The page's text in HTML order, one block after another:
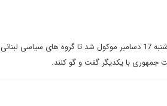
نبیه بری رئیس مجلس لبنان اعلام کرد، جلسه پارلمان لبنان به تاریخ دوشنبه 17 دسامبر موکول شد تا گروه های سیاسی لبنانی
جمهوری با یکدیگر گفت و گو کنند.